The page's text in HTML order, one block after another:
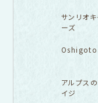
サンリオキ
ーズ
アルプス
イジ